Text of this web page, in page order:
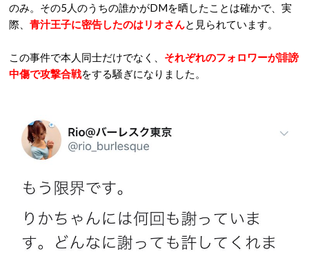
のみ。その5人のうちの誰かがDMを晒したことは確かで、実
際、 青汁王子に密告したのはリオさんと見られています。
この事件で本人同士だけでなく、 それぞれのフォロワーが誹謗
中傷で攻撃合戦をする騒ぎになりました。